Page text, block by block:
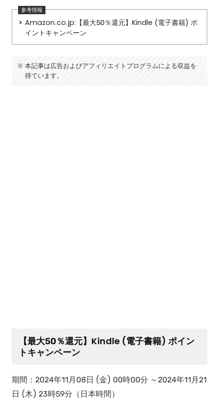
Amazon.co.jp:【最大50％還元】Kindle (電子書籍) ポ
イントキャンペーン
本記事は広告およびアフィリエイトプログラムによる収益を
得ています。
【最大50％還元】Kindle (電子書籍) ポイン
トキャンペーン
期間：2024年11月08日 (金) 00時00分 ～2024年11月21
日 (木) 23時59分（日本時間）